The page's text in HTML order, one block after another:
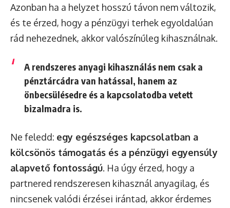
Azonban ha a helyzet hosszú távon nem változik,
és te érzed, hogy a pénzügyi terhek egyoldalúan
rád nehezednek, akkor valószínűleg kihasználnak.
A rendszeres anyagi kihasználás nem csak a
pénztárcádra van hatással, hanem az
önbecsülésedre és a kapcsolatodba vetett
bizalmadra is.
Ne feledd: egy egészséges kapcsolatban a
kölcsönös támogatás és a pénzügyi egyensúly
alapvető fontosságú. Ha úgy érzed, hogy a
partnered rendszeresen kihasznál anyagilag, és
nincsenek valódi érzései irántad, akkor érdemes